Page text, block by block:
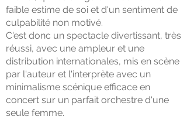
faible estime de soi et d'un sentiment de
culpabilité non motivé.
C'est donc un spectacle divertissant, très
réussi, avec une ampleur et une
distribution internationales, mis en scène
par l'auteur et l'interprète avec un
minimalisme scénique efficace en
concert sur un parfait orchestre d'une
seule femme.